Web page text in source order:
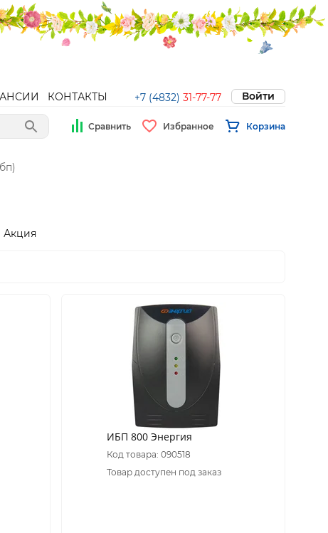
КОНТАКТЫ +7 (4832) 31-77-77 Войти
Сравнить Избранное Корзина
Акция
ИБП 800 Энергия
Код товара: 090518
Товар доступен под заказ